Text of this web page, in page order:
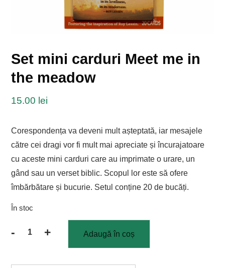
Set mini carduri Meet me in
the meadow
15.00 lei
Corespondența va deveni mult așteptată, iar mesajele
către cei dragi vor fi mult mai apreciate și încurajatoare
cu aceste mini carduri care au imprimate o urare, un
gând sau un verset biblic. Scopul lor este să ofere
îmbărbătare și bucurie. Setul conține 20 de bucăți.
În stoc
-
Cantitate + Adaugă în coș